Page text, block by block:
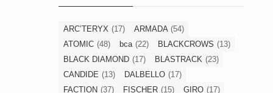
ARC’TERYX (17) ARMADA (54)
ATOMIC (48) bca (22) BLACKCROWS (13)
BLACK DIAMOND (17) BLASTRACK (23)
CANDIDE (13) DALBELLO (17)
FACTION (37) FISCHER (15) GIRO (17)